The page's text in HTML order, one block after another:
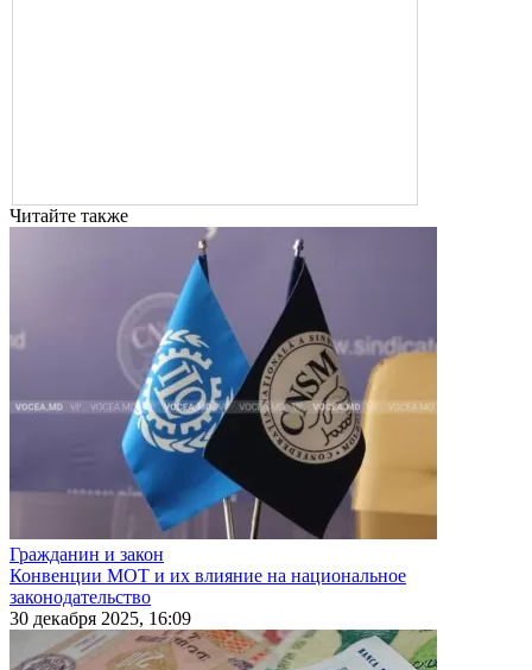
Читайте также
Гражданин и закон
Конвенции МОТ и их влияние на национальное
законодательство
30 декабря 2025, 16:09